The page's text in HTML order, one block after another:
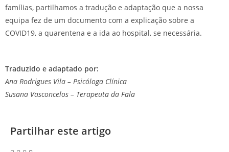
famílias, partilhamos a tradução e adaptação que a nossa
equipa fez de um documento com a explicação sobre a
COVID19, a quarentena e a ida ao hospital, se necessária.
Traduzido e adaptado por:
Ana Rodrigues Vila – Psicóloga Clínica
Susana Vasconcelos – Terapeuta da Fala
Partilhar este artigo